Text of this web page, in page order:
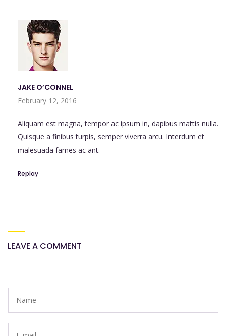
JAKE O’CONNEL
February 12, 2016
Aliquam est magna, tempor ac ipsum in, dapibus mattis nulla.
Quisque a finibus turpis, semper viverra arcu. Interdum et
malesuada fames ac ant.
Replay
LEAVE A COMMENT